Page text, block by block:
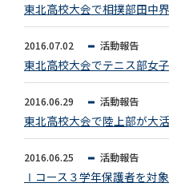
東北高校大会で相撲部田中
2016.07.02 活動報告
東北高校大会でテニス部女
2016.06.29 活動報告
東北高校大会で陸上部が大活
2016.06.25 活動報告
Ⅰコース３学年保護者を対